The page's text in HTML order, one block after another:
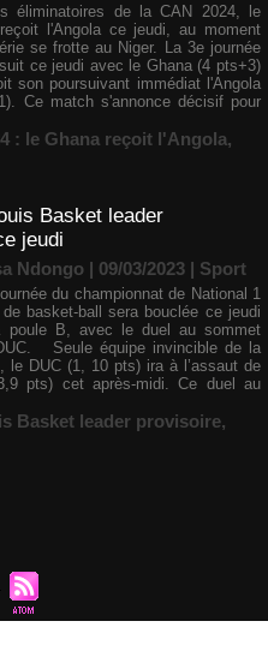
éliminatoires de la CAN 2024, le
l'Angola ce jeudi, au moment
se frotte au Niger. La 3e journée
ce jeudi avec le Ghana (4 pts+3)
son poursuivant immédiat l'Angola
Ce match s'annonce décisif pour
: le Ghana reçoit l'Angola,
Basket leader
jeudi
Ndongo | 09/03/2023 | Sport
du championnat de National 1
basket-ball sera bouclée ce jeudi
poule B, avec le duel au sommet
Seule équipe invincible de la
le DUC (1, 10 pts) ira à l’assaut de
pts) cet après-midi. Ce duel au
Basket leader provisoire,